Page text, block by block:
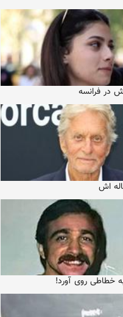
در فرانسه
خطاطی روی آورد!